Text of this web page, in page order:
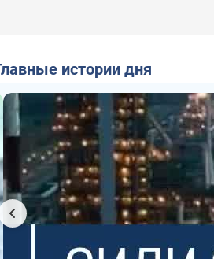
Главные истории дня